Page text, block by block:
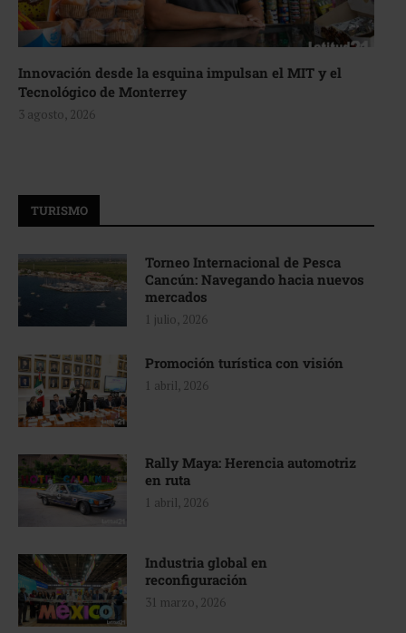
Innovación desde la esquina impulsan el MIT y el
Tecnológico de Monterrey
3 agosto, 2026
TURISMO
Torneo Internacional de Pesca
Cancún: Navegando hacia nuevos
mercados
1 julio, 2026
Promoción turística con visión
1 abril, 2026
Rally Maya: Herencia automotriz
en ruta
1 abril, 2026
Industria global en
reconfiguración
31 marzo, 2026